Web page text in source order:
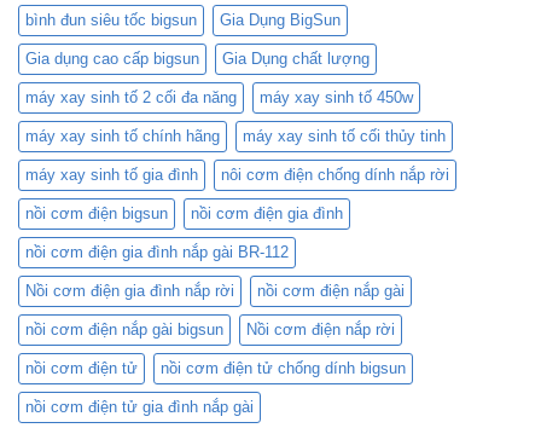
1500
của
Bigsun
Cơm
Cơ
3D
BR-
418C
và
Nồi
Cơm
Điện
Mini:
Lựa
Chọn
Nào
Phù
Hợp
Với
Bạn?
bình đun siêu tốc bigsun Gia Dụng BigSun
Gia dụng cao cấp bigsun Gia Dụng chất lượng
máy xay sinh tố 2 cối đa năng máy xay sinh tố 450w
máy xay sinh tố chính hãng máy xay sinh tố cối thủy tinh
máy xay sinh tố gia đình nôi cơm điện chống dính nắp rời
nồi cơm điện bigsun nồi cơm điện gia đình
nồi cơm điện gia đình nắp gài BR-112
Nồi cơm điện gia đình nắp rời nồi cơm điện nắp gài
nồi cơm điện nắp gài bigsun Nồi cơm điện nắp rời
nồi cơm điện tử nồi cơm điện tử chống dính bigsun
nồi cơm điện tử gia đình nắp gài